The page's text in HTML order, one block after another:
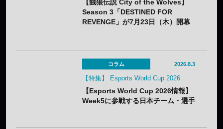
【餓狼伝説 City of the Wolves】
Season 3「DESTINED FOR
REVENGE」が7月23日（木）開幕
コラム 2026.8.3
【特集】 Esports World Cup 2026
【Esports World Cup 2026情報】
Week5に参戦する日本チーム・選手